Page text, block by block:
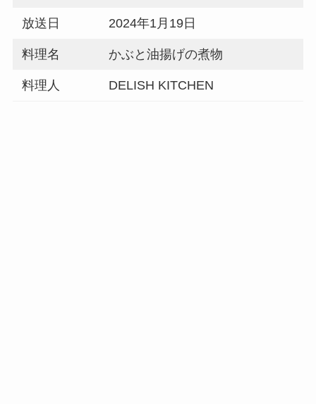
放送日 2024年1月19日
料理名 かぶと油揚げの煮物
料理人 DELISH KITCHEN